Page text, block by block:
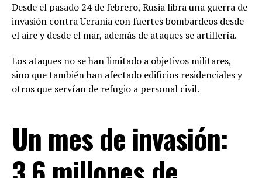
Desde el pasado 24 de febrero, Rusia libra una guerra de
invasión contra Ucrania con fuertes bombardeos desde
el aire y desde el mar, además de ataques se artillería.
Los ataques no se han limitado a objetivos militares,
sino que también han afectado edificios residenciales y
otros que servían de refugio a personal civil.
Un mes de invasión: